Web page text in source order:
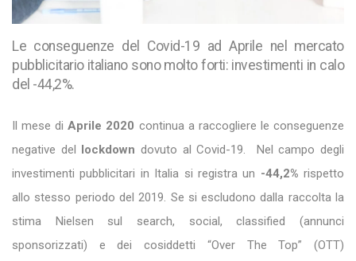
Le conseguenze del Covid-19 ad Aprile nel mercato
pubblicitario italiano sono molto forti: investimenti in calo
del -44,2%.
Il mese diAprile 2020 continua a raccogliere le conseguenze
negative del lockdowndovuto al Covid-19. Nel campo degli
investimenti pubblicitari in Italia si registra un -44,2% rispetto
allo stesso periodo del 2019. Se si escludono dalla raccolta la
stima Nielsen sul search, social, classified (annunci
sponsorizzati) e dei cosiddetti “Over The Top” (OTT)